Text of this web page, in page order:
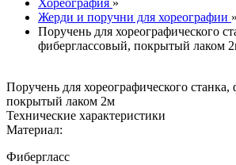
Хореография »
Жерди и поручни для хореографии »
Поручень для хореографического
фиберглассовый, покрытый лаком
Поручень для хореографического станка,
покрытый лаком 2м
Технические характеристики
Материал:
Фибергласс